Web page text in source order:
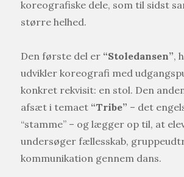
koreografiske dele, som til sidst
større helhed.
Den første del er “Stoledansen”,
udvikler koreografi med
konkret rekvisit: en stol. Den
afsæt i temaet “Tribe” – det
“stamme” – og lægger op til, at
undersøger fællesskab,
kommunikation gennem dans.